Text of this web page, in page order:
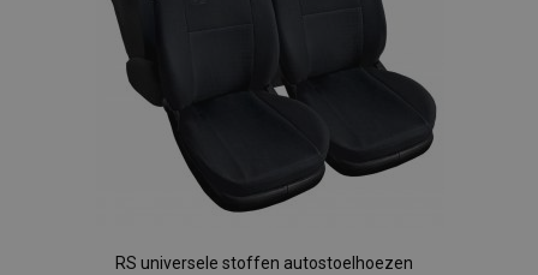
RS universele stoffen autostoelhoezen